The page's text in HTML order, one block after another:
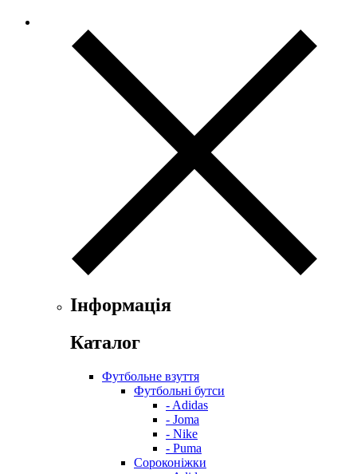
Інформація
Каталог
Футбольне взуття
Футбольні бутси
- Adidas
- Joma
- Nike
- Puma
Сороконіжки